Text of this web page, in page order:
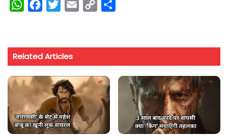
W
t
s
A
p
p
e
b
o
o
k
t
t
e
r
i
y
i
k
r
Related Articles